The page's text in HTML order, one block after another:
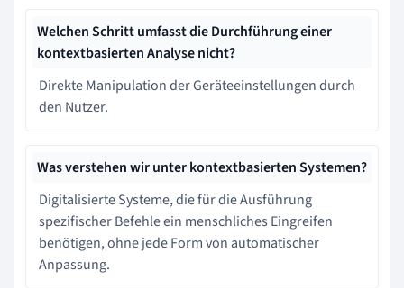
Welchen Schritt umfasst die Durchführung einer
kontextbasierten Analyse nicht?
Direkte Manipulation der Geräteeinstellungen durch
den Nutzer.
Was verstehen wir unter kontextbasierten Systemen?
Digitalisierte Systeme, die für die Ausführung
spezifischer Befehle ein menschliches Eingreifen
benötigen, ohne jede Form von automatischer
Anpassung.